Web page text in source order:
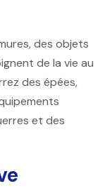
des objets
de la vie au
des épées,
et des